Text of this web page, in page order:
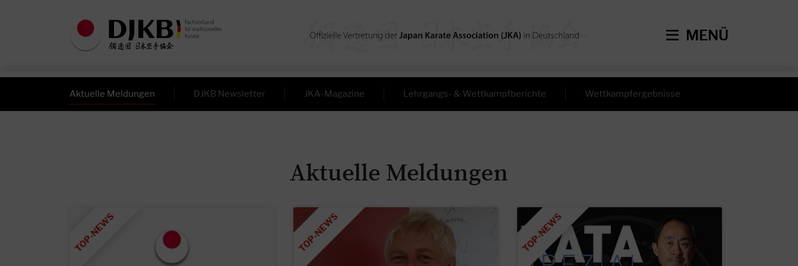
MENÜ
Aktuelle Meldungen DJKB Newsletter JKA-Magazine Lehrgangs- & Wettkampfberichte Wettkampfergebnisse
Aktuelle Meldungen